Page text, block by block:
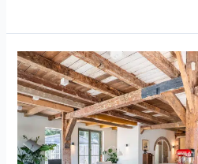
NH153.Loosdrecht